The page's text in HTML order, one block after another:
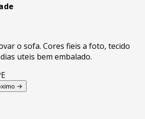
o sofa. Cores fieis a foto, tecido
uteis bem embalado.
→